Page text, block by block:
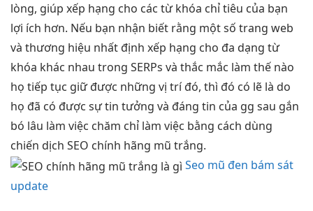
lòng, giúp xếp hạng cho các từ khóa chỉ tiêu của bạn
lợi ích hơn. Nếu bạn nhận biết rằng một số trang web
và thương hiệu nhất định xếp hạng cho đa dạng từ
khóa khác nhau trong SERPs và thắc mắc làm thế nào
họ tiếp tục giữ được những vị trí đó, thì đó có lẽ là do
họ đã có được sự tin tưởng và đáng tin của gg sau gắn
bó lâu làm việc chăm chỉ làm việc bằng cách dùng
chiến dịch SEO chính hãng mũ trắng.
Seo mũ đen bám sát
update